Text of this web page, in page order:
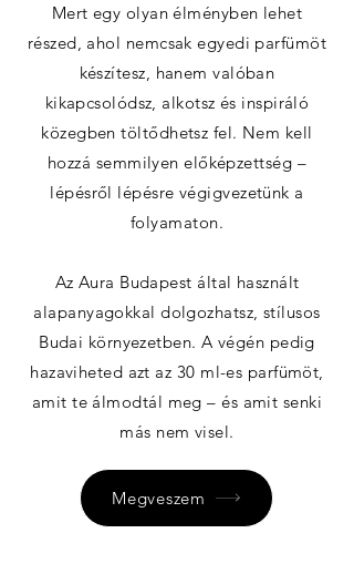
Mert egy olyan élményben lehet
részed, ahol nemcsak egyedi parfümöt
készítesz, hanem valóban
kikapcsolódsz, alkotsz és inspiráló
közegben töltődhetsz fel. Nem kell
hozzá semmilyen előképzettség –
lépésről lépésre végigvezetünk a
folyamaton.
Az Aura Budapest által használt
alapanyagokkal dolgozhatsz, stílusos
Budai környezetben. A végén pedig
hazaviheted azt az 30 ml-es parfümöt,
amit te álmodtál meg – és amit senki
más nem visel.
Megveszem